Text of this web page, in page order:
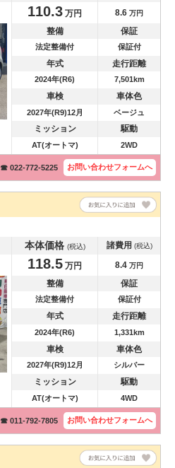
110.3 万円 8.6 万円
整備 保証
法定整備付 保証付
年式 走行距離
2024年(R6) 7,501km
車検 車体色
2027年(R9)12月 ベージュ
ミッション 駆動
AT(オートマ) 2WD
☎ 022-772-5225 お問い合わせフォームへ
本体価格 (税込) 諸費用 (税込)
118.5 万円 8.4 万円
整備 保証
法定整備付 保証付
年式 走行距離
2024年(R6) 1,331km
車検 車体色
2027年(R9)12月 シルバー
ミッション 駆動
AT(オートマ) 4WD
☎ 011-792-7805 お問い合わせフォームへ